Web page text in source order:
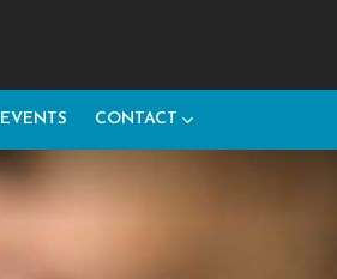
EVENTS CONTACT